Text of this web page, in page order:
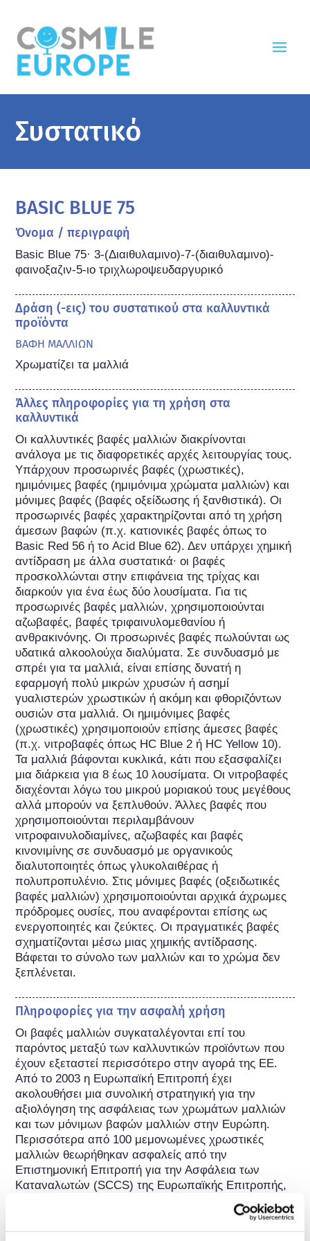
Συστατικό
BASIC BLUE 75
Όνομα / περιγραφή
Basic Blue 75· 3-(Διαιθυλαμινο)-7-(διαιθυλαμινο)-
φαινοξαζιν-5-ιο τριχλωροψευδαργυρικό
Δράση (-εις) του συστατικού στα καλλυντικά
προϊόντα
ΒΑΦΗ ΜΑΛΛΙΩΝ
Χρωματίζει τα μαλλιά
Άλλες πληροφορίες για τη χρήση στα
καλλυντικά
Οι καλλυντικές βαφές μαλλιών διακρίνονται
ανάλογα με τις διαφορετικές αρχές λειτουργίας τους.
Υπάρχουν προσωρινές βαφές (χρωστικές),
ημιμόνιμες βαφές (ημιμόνιμα χρώματα μαλλιών) και
μόνιμες βαφές (βαφές οξείδωσης ή ξανθιστικά). Οι
προσωρινές βαφές χαρακτηρίζονται από τη χρήση
άμεσων βαφών (π.χ. κατιονικές βαφές όπως το
Basic Red 56 ή το Acid Blue 62). Δεν υπάρχει χημική
αντίδραση με άλλα συστατικά∙ οι βαφές
προσκολλώνται στην επιφάνεια της τρίχας και
διαρκούν για ένα έως δύο λουσίματα. Για τις
προσωρινές βαφές μαλλιών, χρησιμοποιούνται
αζωβαφές, βαφές τριφαινυλομεθανίου ή
ανθρακινόνης. Οι προσωρινές βαφές πωλούνται ως
υδατικά αλκοολούχα διαλύματα. Σε συνδυασμό με
σπρέι για τα μαλλιά, είναι επίσης δυνατή η
εφαρμογή πολύ μικρών χρυσών ή ασημί
γυαλιστερών χρωστικών ή ακόμη και φθοριζόντων
ουσιών στα μαλλιά. Οι ημιμόνιμες βαφές
(χρωστικές) χρησιμοποιούν επίσης άμεσες βαφές
(π.χ. νιτροβαφές όπως HC Blue 2 ή HC Yellow 10).
Τα μαλλιά βάφονται κυκλικά, κάτι που εξασφαλίζει
μια διάρκεια για 8 έως 10 λουσίματα. Οι νιτροβαφές
διαχέονται λόγω του μικρού μοριακού τους μεγέθους
αλλά μπορούν να ξεπλυθούν. Άλλες βαφές που
χρησιμοποιούνται περιλαμβάνουν
νιτροφαινυλοδιαμίνες, αζωβαφές και βαφές
κινονιμίνης σε συνδυασμό με οργανικούς
διαλυτοποιητές όπως γλυκολαιθέρας ή
πολυπροπυλένιο. Στις μόνιμες βαφές (οξειδωτικές
βαφές μαλλιών) χρησιμοποιούνται αρχικά άχρωμες
πρόδρομες ουσίες, που αναφέρονται επίσης ως
ενεργοποιητές και ζεύκτες. Οι πραγματικές βαφές
σχηματίζονται μέσω μιας χημικής αντίδρασης.
Βάφεται το σύνολο των μαλλιών και το χρώμα δεν
ξεπλένεται.
Πληροφορίες για την ασφαλή χρήση
Οι βαφές μαλλιών συγκαταλέγονται επί του
παρόντος μεταξύ των καλλυντικών προϊόντων που
έχουν εξεταστεί περισσότερο στην αγορά της ΕΕ.
Από το 2003 η Ευρωπαϊκή Επιτροπή έχει
ακολουθήσει μια συνολική στρατηγική για την
αξιολόγηση της ασφάλειας των χρωμάτων μαλλιών
και των μόνιμων βαφών μαλλιών στην Ευρώπη.
Περισσότερα από 100 μεμονωμένες χρωστικές
μαλλιών θεωρήθηκαν ασφαλείς από την
Επιστημονική Επιτροπή για την Ασφάλεια των
Καταναλωτών (SCCS) της Ευρωπαϊκής Επιτροπής,
μετά από συνολική αξιολόγηση και επιτρέπονται για
χρήση, όπως αναφέρονται στο Παράρτημα ΙΙΙ του
Κανονισμού για τα Καλλυντικά της ΕΚ.